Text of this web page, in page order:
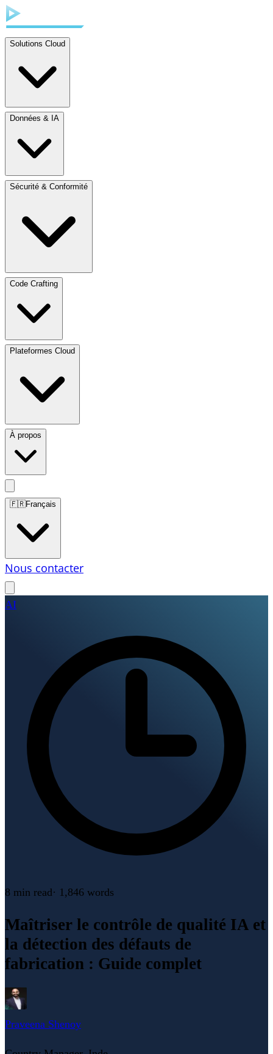
Solutions Cloud
Données & IA
Sécurité & Conformité
Code Crafting
Plateformes Cloud
À propos
🇫🇷Français
Nous contacter
AI
8 min read· 1,846 words
Maîtriser le contrôle de qualité IA et
la détection des défauts de
fabrication : Guide complet
Praveena Shenoy